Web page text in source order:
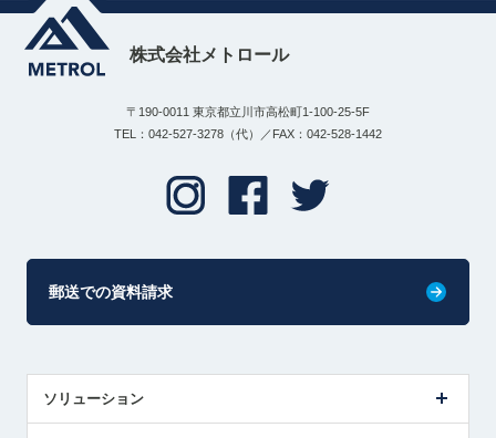
株式会社メトロール
〒190-0011 東京都立川市高松町1-100-25-5F
TEL：042-527-3278（代）／FAX：042-528-1442
郵送での資料請求
ソリューション